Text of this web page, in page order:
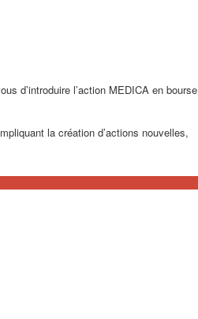
d’introduire l’action MEDICA en bourse
la création d’actions nouvelles,